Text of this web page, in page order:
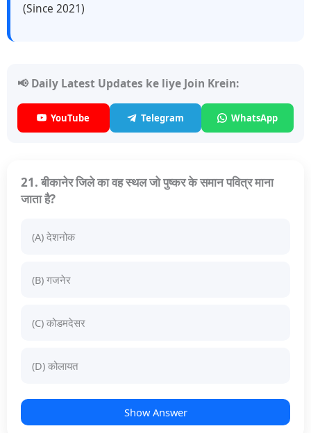
(Since 2021)
📢 Daily Latest Updates ke liye Join Krein:
YouTube Telegram WhatsApp
21. बीकानेर जिले का वह स्थल जो पुष्कर के समान पवित्र माना
जाता है?
(A) देशनोक
(B) गजनेर
(C) कोडमदेसर
(D) कोलायत
Show Answer